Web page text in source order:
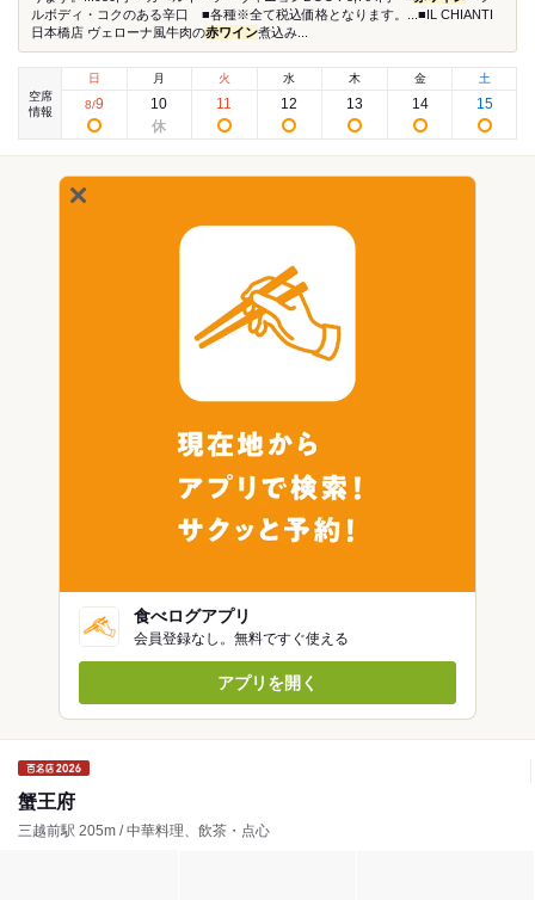
ルボディ・コクのある辛口 ■各種※全て税込価格となります。...■IL CHIANTI
日本橋店 ヴェローナ風牛肉の赤ワイン煮込み...
空席
情報
日
8/9
月
10
火
11
水
12
木
13
金
14
土
15
食べログアプリ
会員登録なし。無料ですぐ使える
アプリを開く
蟹王府
三越前駅 205m / 中華料理、飲茶・点心